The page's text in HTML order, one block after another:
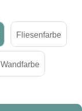
Fliesenfarbe
Wandfarbe